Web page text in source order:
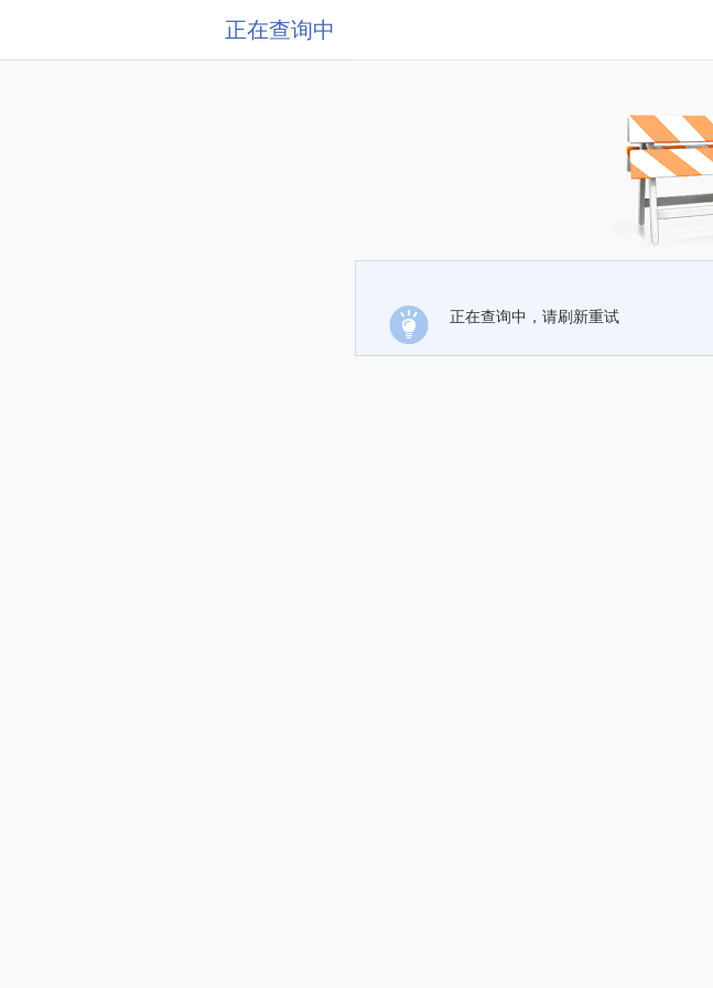
正在查询中
正在查询中，请刷新重试